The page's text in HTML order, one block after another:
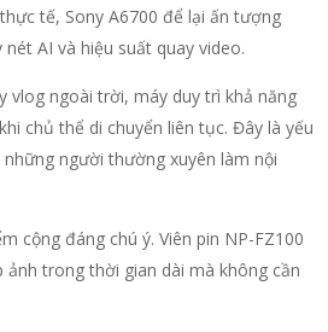
tế, Sony A6700 để lại ấn tượng
AI và hiệu suất quay video.
vlog ngoài trời, máy duy trì khả năng
chủ thể di chuyển liên tục. Đây là yếu
người thường xuyên làm nội
cộng đáng chú ý. Viên pin NP-FZ100
ảnh trong thời gian dài mà không cần